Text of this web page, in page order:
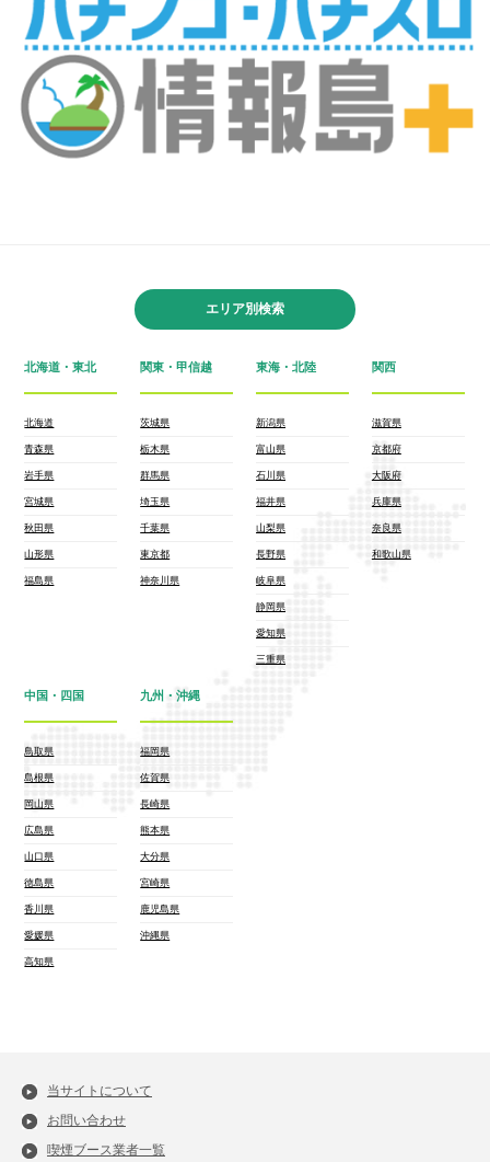
エリア別検索
北海道・東北
北海道
青森県
岩手県
宮城県
秋田県
山形県
福島県
関東・甲信越
茨城県
栃木県
群馬県
埼玉県
千葉県
東京都
神奈川県
東海・北陸
新潟県
富山県
石川県
福井県
山梨県
長野県
岐阜県
静岡県
愛知県
三重県
関西
滋賀県
京都府
大阪府
兵庫県
奈良県
和歌山県
中国・四国
鳥取県
島根県
岡山県
広島県
山口県
徳島県
香川県
愛媛県
高知県
九州・沖縄
福岡県
佐賀県
長崎県
熊本県
大分県
宮崎県
鹿児島県
沖縄県
当サイトについて
お問い合わせ
喫煙ブース業者一覧